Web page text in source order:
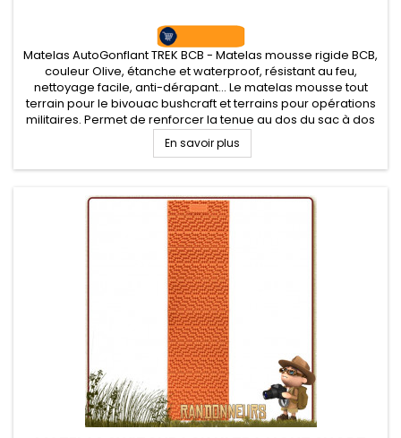
Matelas AutoGonflant TREK BCB - Matelas mousse rigide BCB,
couleur Olive, étanche et waterproof, résistant au feu,
nettoyage facile, anti-dérapant... Le matelas mousse tout
terrain pour le bivouac bushcraft et terrains pour opérations
militaires. Permet de renforcer la tenue au dos du sac à dos
En savoir plus